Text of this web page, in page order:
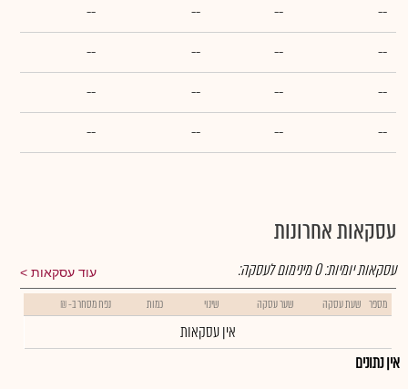
--
--
--
--
--
--
--
--
--
--
--
--
--
--
--
--
עסקאות אחרונות
עוד עסקאות עסקאות יומיות:0מינימום לעסקה:
מספר שעת עסקה שער עסקה שינוי כמות נפח מסחר ב- ₪
אין עסקאות
אין נתונים